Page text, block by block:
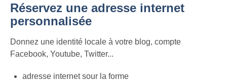
Réservez une adresse internet
personnalisée
Donnez une identité locale à votre blog, compte
Facebook, Youtube, Twitter...
adresse internet sour la forme